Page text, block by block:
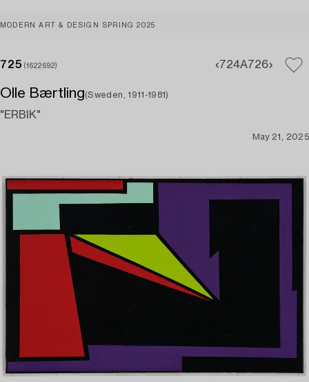
MODERN ART & DESIGN SPRING 2025
725 (1622692) 724A726
Olle Bærtling(Sweden, 1911-1981)
"ERBIK"
May 21, 2025